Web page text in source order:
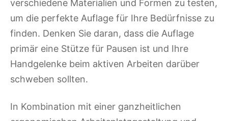
verschiedene Materialien und Formen zu testen,
um die perfekte Auflage für Ihre Bedürfnisse zu
finden. Denken Sie daran, dass die Auflage
primär eine Stütze für Pausen ist und Ihre
Handgelenke beim aktiven Arbeiten darüber
schweben sollten.
In Kombination mit einer ganzheitlichen